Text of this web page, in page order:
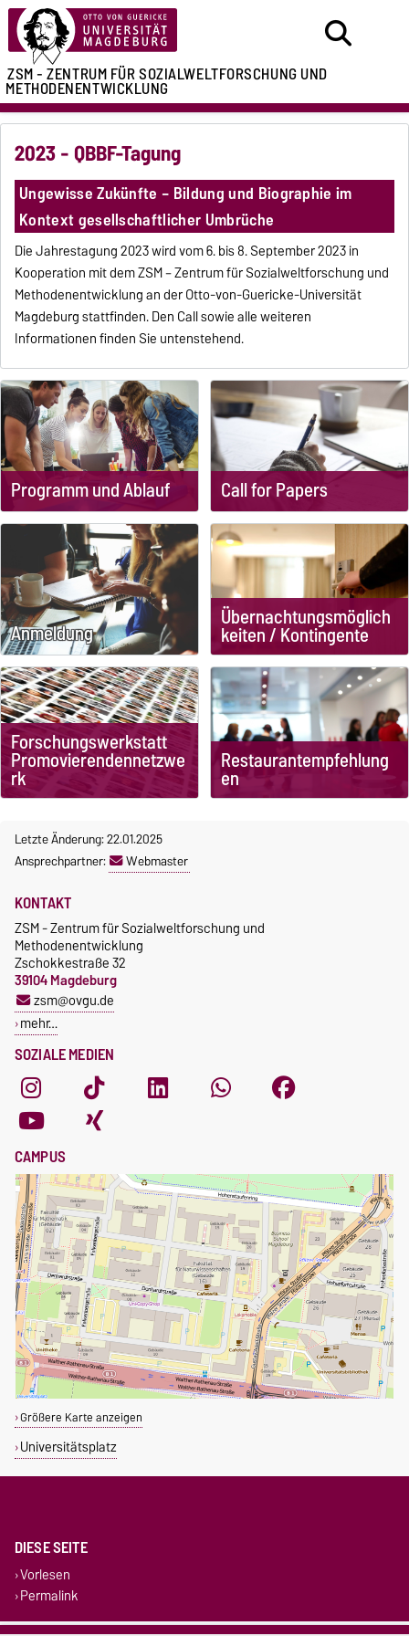
ZSM - ZENTRUM FÜRSOZIALWELTFORSCHUNG UND
METHODENENTWICKLUNG
2023 - QBBF-Tagung
Ungewisse Zukünfte – Bildung und Biographie im
Kontext gesellschaftlicher Umbrüche
Die Jahrestagung 2023 wird vom 6. bis 8. September 2023 in
Kooperation mit dem ZSM – Zentrum für Sozialweltforschung und
Methodenentwicklung an der Otto-von-Guericke-Universität
Magdeburg stattfinden. Den Call sowie alle weiteren
Informationen finden Sie untenstehend.
Programm und Ablauf Call for Papers
Anmeldung
Übernachtungsmöglich
keiten / Kontingente
Forschungswerkstatt
Promovierendennetzwe
rk
Restaurantempfehlung
en
Letzte Änderung: 22.01.2025
Ansprechpartner:
Webmaster
SOZIALE MEDIEN
KONTAKT
ZSM - Zentrum für Sozialweltforschung und
Methodenentwicklung
Zschokkestraße 32
39104 Magdeburg
zsm@ovgu.de
mehr…
CAMPUS
Größere Karte anzeigen
Universitätsplatz
DIESE SEITE
Vorlesen
Permalink